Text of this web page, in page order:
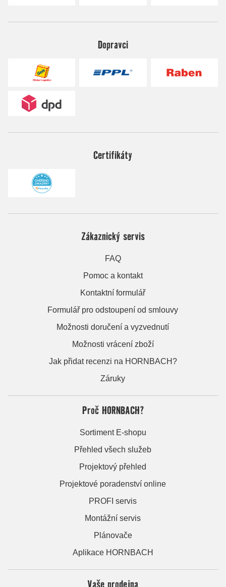
Dopravci
Certifikáty
Zákaznický servis
FAQ
Pomoc a kontakt
Kontaktní formulář
Formulář pro odstoupení od smlouvy
Možnosti doručení a vyzvednutí
Možnosti vrácení zboží
Jak přidat recenzi na HORNBACH?
Záruky
Proč HORNBACH?
Sortiment E-shopu
Přehled všech služeb
Projektový přehled
Projektové poradenství online
PROFI servis
Montážní servis
Plánovače
Aplikace HORNBACH
Vaše prodejna